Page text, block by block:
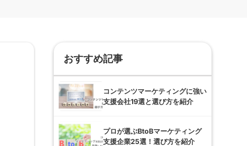
おすすめ記事
コンテンツマーケティングに強い
支援会社19選と選び方を紹介
プロが選ぶBtoBマーケティング
支援企業25選！選び方を紹介